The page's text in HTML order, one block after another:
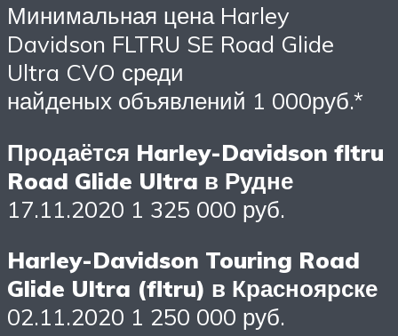
Минимальная цена Harley
Davidson FLTRU SE Road Glide
Ultra CVO среди
найденых объявлений 1 000руб.*
Продаётся Harley-Davidson fltru
Road Glide Ultra в Рудне
17.11.2020 1 325 000 руб.
Harley-Davidson Touring Road
Glide Ultra (fltru) в Красноярске
02.11.2020 1 250 000 руб.